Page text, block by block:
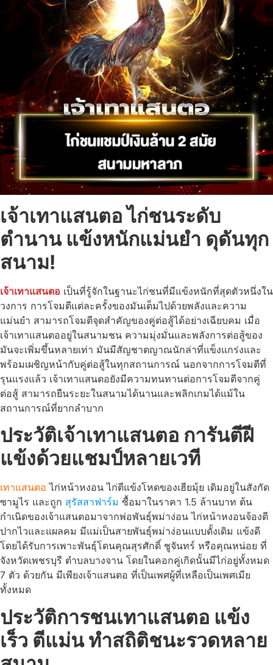
เจ้าเทาแสนตอ ไก่ชนระดับ
ตำนาน แข้งหนักแม่นยำ ดุดันทุก
สนาม!
เจ้าเทาแสนตอ เป็นที่รู้จักในฐานะไก่ชนที่มีแข้งหนักที่สุดตัวหนึ่งใน
วงการ การโจมตีแต่ละครั้งของมันเต็มไปด้วยพลังและความ
แม่นยำ สามารถโจมตีจุดสำคัญของคู่ต่อสู้ได้อย่างเฉียบคม เมื่อ
เจ้าเทาแสนตออยู่ในสนามชน ความมุ่งมั่นและพลังการต่อสู้ของ
มันจะเพิ่มขึ้นหลายเท่า มันมีสัญชาตญาณนักล่าที่แข็งแกร่งและ
พร้อมเผชิญหน้ากับคู่ต่อสู้ในทุกสถานการณ์ นอกจากการโจมตีที่
รุนแรงแล้ว เจ้าเทาแสนตอยังมีความทนทานต่อการโจมตีจากคู่
ต่อสู้ สามารถยืนระยะในสนามได้นานและพลิกเกมได้แม้ใน
สถานการณ์ที่ยากลำบาก
ประวัติเจ้าเทาแสนตอ การันตีฝี
แข้งด้วยแชมป์หลายเวที
เทาแสนตอ ไก่หน้าหงอน ไก่ตีแข้งโหดของเฮียมุ้ย เดิมอยู่ในสังกัด
ซามูไร และถูก สุรัสสาฟาร์ม ซื้อมาในราคา 1.5 ล้านบาท ต้น
กำเนิดของเจ้าแสนตอมาจากพ่อพันธุ์พม่าง่อน ไก่หน้าหงอนจ้องตี
ปากไวและแผลคม มีแม่เป็นสายพันธุ์พม่าง่อนแบบดั้งเดิม แข้งดี
โดยได้รับการเพาะพันธุ์โดนคุณสุรศักดิ์ ชูจันทร์ หรือคุณหน่อย ที่
จังหวัดเพชรบุรี ตำบลบางจาน โดยในคอกคู่เกิดนั้นมีไก่อยู่ทั้งหมด
7 ตัว ด้วยกัน มีเพียงเจ้าแสนตอ ที่เป็นเพศผู้ที่เหลือเป็นเพศเมีย
ทั้งหมด
ประวัติการชนเทาแสนตอ แข้ง
เร็ว ตีแม่น ทำสถิติชนะรวดหลาย